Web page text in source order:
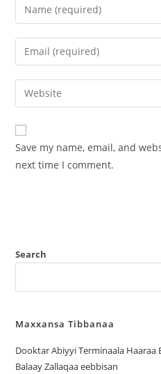
Save my name, email, and
next time I comment.
Search
Maxxansa Tibbanaa
Dooktar Abiyyi Terminaala Haaraa
Balaay Zallaqaa eebbisan